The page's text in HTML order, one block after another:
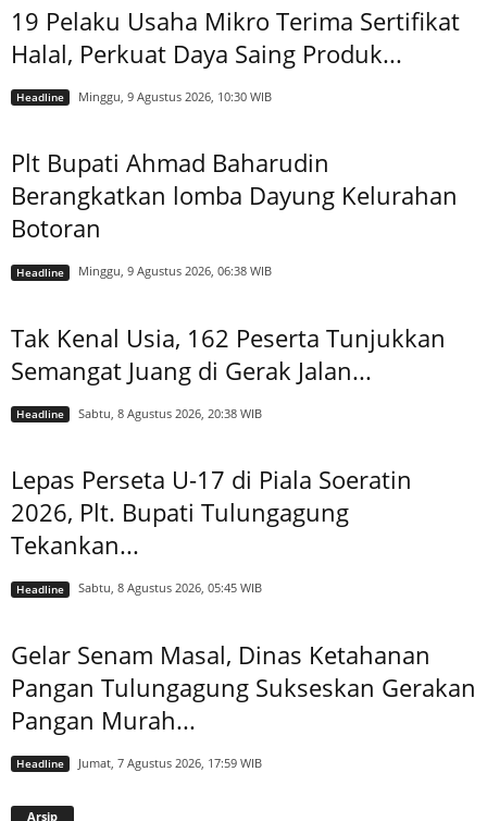
19 Pelaku Usaha Mikro Terima Sertifikat
Halal, Perkuat Daya Saing Produk...
Headline Minggu, 9 Agustus 2026, 10:30 WIB
Plt Bupati Ahmad Baharudin
Berangkatkan lomba Dayung Kelurahan
Botoran
Headline Minggu, 9 Agustus 2026, 06:38 WIB
Tak Kenal Usia, 162 Peserta Tunjukkan
Semangat Juang di Gerak Jalan...
Headline Sabtu, 8 Agustus 2026, 20:38 WIB
Lepas Perseta U-17 di Piala Soeratin
2026, Plt. Bupati Tulungagung
Tekankan...
Headline Sabtu, 8 Agustus 2026, 05:45 WIB
Gelar Senam Masal, Dinas Ketahanan
Pangan Tulungagung Sukseskan Gerakan
Pangan Murah...
Headline Jumat, 7 Agustus 2026, 17:59 WIB
Arsip